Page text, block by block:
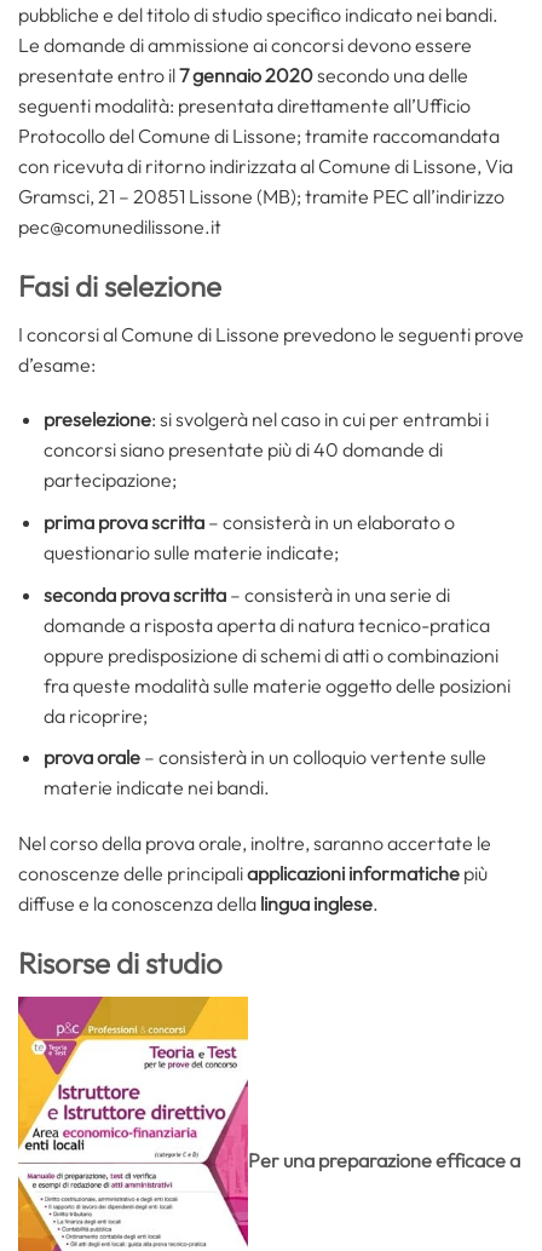
pubbliche e del titolo di studio specifico indicato nei bandi.
Le domande di ammissione ai concorsi devono essere
presentate entro il7 gennaio 2020secondo una delle
seguenti modalità: presentata direttamente all’Ufficio
Protocollo del Comune di Lissone; tramite raccomandata
con ricevuta di ritorno indirizzata al Comune di Lissone, Via
Gramsci, 21 – 20851 Lissone (MB); tramite PEC all’indirizzo
pec@comunedilissone.it
Fasi di selezione
I concorsi al Comune di Lissone prevedono le seguenti prove
d’esame:
preselezione: si svolgerà nel caso in cui per entrambi i
concorsi siano presentate più di 40 domande di
partecipazione;
prima prova scritta– consisterà in un elaborato o
questionario sulle materie indicate;
seconda prova scritta– consisterà in una serie di
domande a risposta aperta di natura tecnico-pratica
oppure predisposizione di schemi di atti o combinazioni
fra queste modalità sulle materie oggetto delle posizioni
da ricoprire;
prova orale– consisterà in un colloquio vertente sulle
materie indicate nei bandi.
Nel corso della prova orale, inoltre, saranno accertate le
conoscenze delle principaliapplicazioni informatiche più
diffuse e la conoscenza della lingua inglese.
Risorse di studio
Per una preparazione efficace a